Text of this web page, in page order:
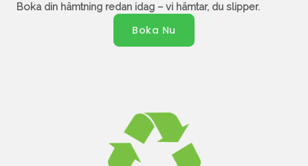
Boka din hämtning redan idag – vi hämtar, du slipper.
Boka Nu